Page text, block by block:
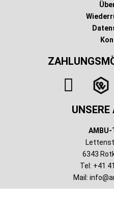
UNSERE
AMBU-
6343
Tel: +41
Mail: